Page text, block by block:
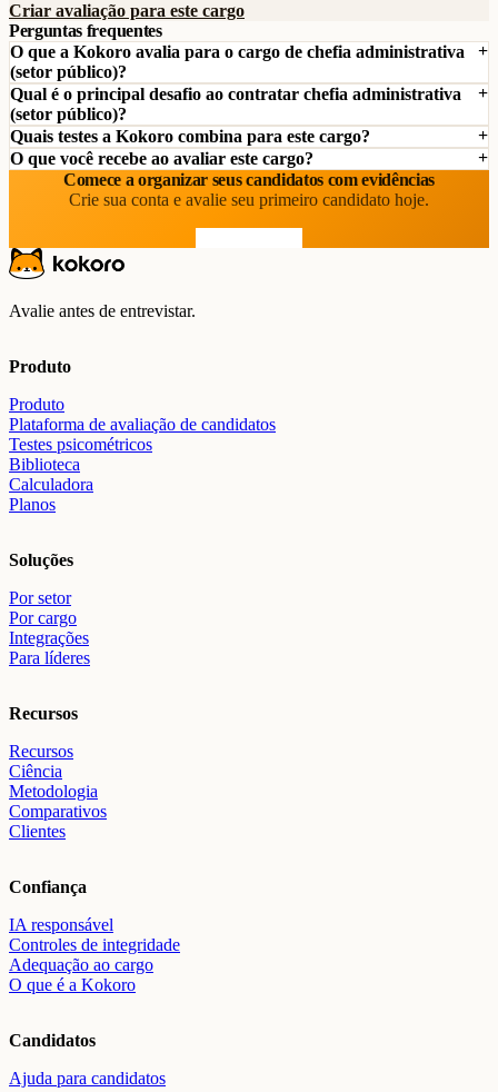
Criar avaliação para este cargo
Perguntas frequentes
O que a Kokoro avalia para o cargo de chefia administrativa
(setor público)?
Qual é o principal desafio ao contratar chefia administrativa
(setor público)?
Quais testes a Kokoro combina para este cargo?
O que você recebe ao avaliar este cargo?
Comece a organizar seus candidatos com evidências
Crie sua conta e avalie seu primeiro candidato hoje.
Avalie antes de entrevistar.
Produto
Produto
Plataforma de avaliação de candidatos
Testes psicométricos
Biblioteca
Calculadora
Planos
Soluções
Por setor
Por cargo
Integrações
Para líderes
Recursos
Recursos
Ciência
Metodologia
Comparativos
Clientes
Confiança
IA responsável
Controles de integridade
Adequação ao cargo
O que é a Kokoro
Candidatos
Ajuda para candidatos